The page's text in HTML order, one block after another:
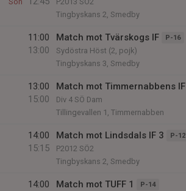
Tingbyskans 2, Smedby
11:00
13:00
Match mot Tvärskogs IF P-16
Sydöstra Höst (2, pojk)
Tingbyskans 3, Smedby
13:00
15:00
Match mot Timmernabbens IF
Div 4 SÖ Dam
Tillingevallen 1, Timmernabben
14:00
15:15
Match mot Lindsdals IF 3 P-12
P2012 SÖ2
Tingbyskans 2, Smedby
14:00
Match mot TUFF 1 P-14